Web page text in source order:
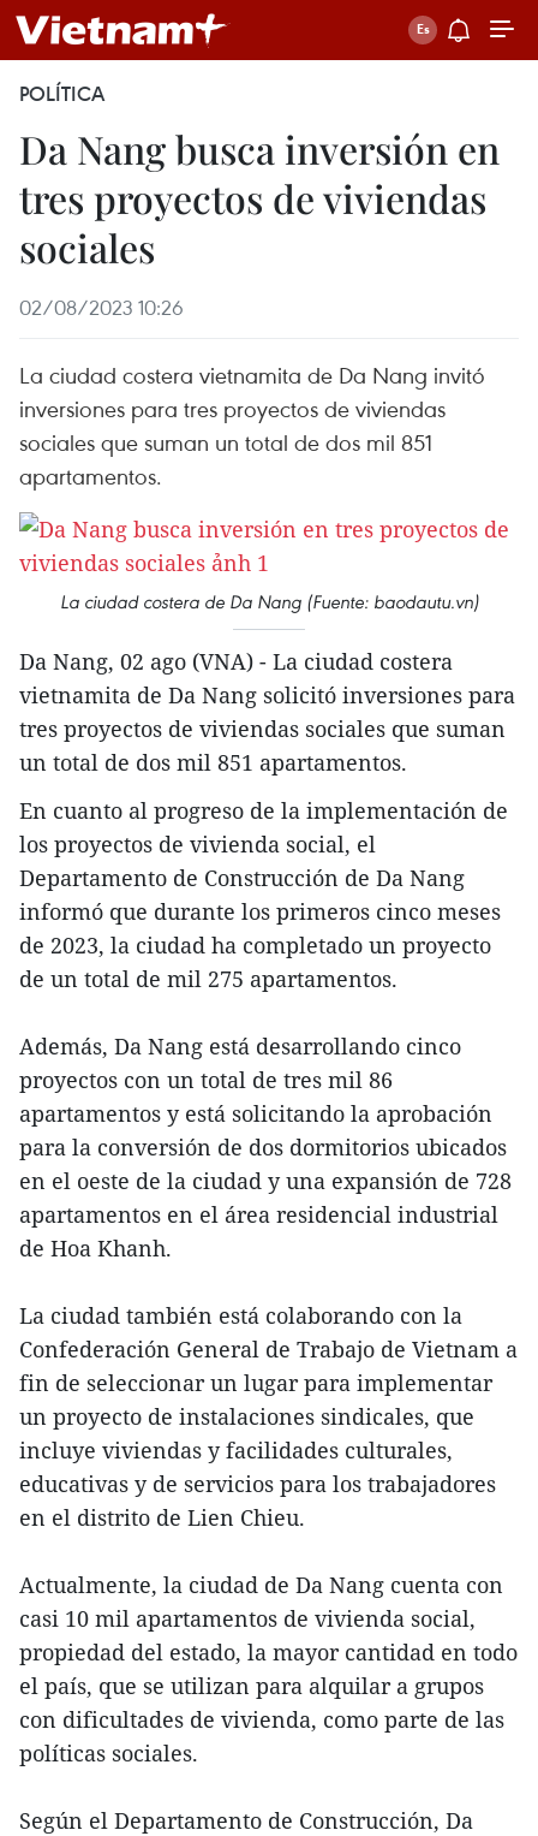
POLÍTICA
Da Nang busca inversión en
tres proyectos de viviendas
sociales
02/08/2023 10:26
La ciudad costera vietnamita de Da Nang invitó
inversiones para tres proyectos de viviendas
sociales que suman un total de dos mil 851
apartamentos.
La ciudad costera de Da Nang (Fuente: baodautu.vn)
Da Nang, 02 ago (VNA) - La ciudad costera
vietnamita de Da Nang solicitó inversiones para
tres proyectos de viviendas sociales que suman
un total de dos mil 851 apartamentos.
En cuanto al progreso de la implementación de
los proyectos de vivienda social, el
Departamento de Construcción de Da Nang
informó que durante los primeros cinco meses
de 2023, la ciudad ha completado un proyecto
de un total de mil 275 apartamentos.
Además, Da Nang está desarrollando cinco
proyectos con un total de tres mil 86
apartamentos y está solicitando la aprobación
para la conversión de dos dormitorios ubicados
en el oeste de la ciudad y una expansión de 728
apartamentos en el área residencial industrial
de Hoa Khanh.
La ciudad también está colaborando con la
Confederación General de Trabajo de Vietnam a
fin de seleccionar un lugar para implementar
un proyecto de instalaciones sindicales, que
incluye viviendas y facilidades culturales,
educativas y de servicios para los trabajadores
en el distrito de Lien Chieu.
Actualmente, la ciudad de Da Nang cuenta con
casi 10 mil apartamentos de vivienda social,
propiedad del estado, la mayor cantidad en todo
el país, que se utilizan para alquilar a grupos
con dificultades de vivienda, como parte de las
políticas sociales.
Según el Departamento de Construcción, Da